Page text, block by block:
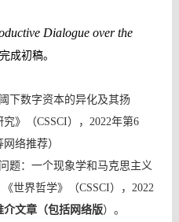
Dialogue over the
完成初稿。
下数字资本的异化及其扬
究》 （CSSCI）， 2022年第6
络推荐）
题：一个现象学和马克思主义
世界哲学》
（CSSCI） ， 2022
介文章（包括网络版）。